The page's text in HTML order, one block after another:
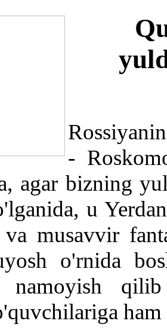
-
agar bizning
u
musavvir
o'rnida
namoyish